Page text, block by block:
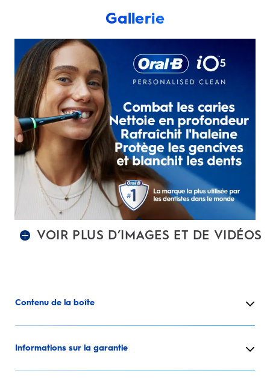
Gallerie
VOIR PLUS D’IMAGES ET DE VIDÉOS
Contenu de la boîte
Informations sur la garantie